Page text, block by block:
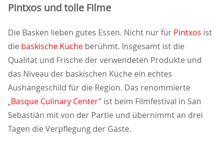
Pintxos und tolle Filme
Die Basken lieben gutes Essen. Nicht nur für Pintxos ist
die baskische Küche berühmt. Insgesamt ist die
Qualität und Frische der verwendeten Produkte und
das Niveau der baskischen Küche ein echtes
Aushängeschild für die Region. Das renommierte
Basque Culinary Center” ist beim Filmfestival in San
Sebastián mit von der Partie und übernimmt an drei
Tagen die Verpflegung der Gäste.